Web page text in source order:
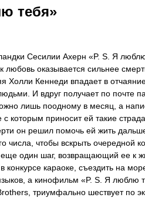
тебя»
Сесилии Ахерн «P. S. Я
любовь оказывается сильнее
Холли Кеннеди впадает в
И вдруг получает по почте
лишь поодному в месяц, а
которым приносит ей такие
он решил помочь ей жить
числа, чтобы вскрыть очередной
один шаг, возвращающий ее к
конкурсе караоке, съездить на
а кинофильм «P. S. Я люблю
триумфально шествует по